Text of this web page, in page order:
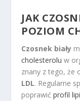
JAK
POZIOM
Czosnek biały
cholesterolu w
znany z tego, że
LDL. Regularne
poprawićprofil